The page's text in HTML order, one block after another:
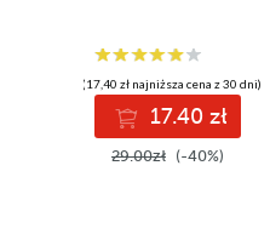
(17,40 zł najniższa cena z 30 dni)
17.40 zł
29.00zł (-40%)